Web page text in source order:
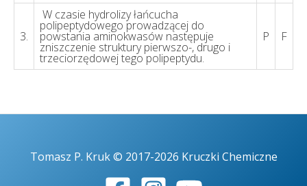
3.
W czasie hydrolizy łańcucha
polipeptydowego prowadzącej do
powstania aminokwasów następuje
zniszczenie struktury pierwszo-, drugo i
trzeciorzędowej tego polipeptydu.
P F
Tomasz P. Kruk © 2017-2026 Kruczki Chemiczne